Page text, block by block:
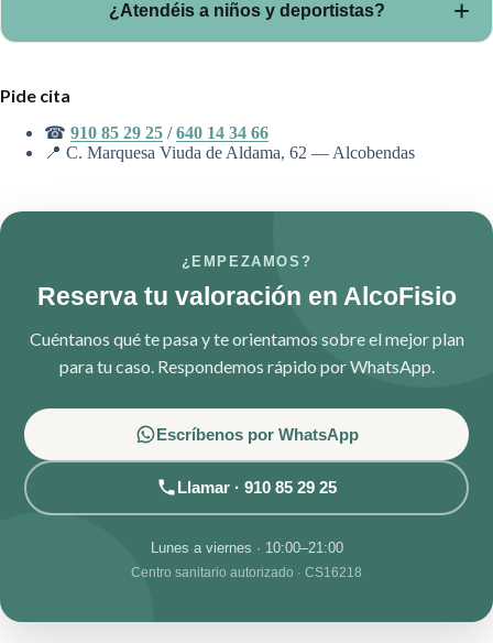
conservador. Si es muy recurrente, valoramos opciones más
definitivas.
¿Atendéis a niños y deportistas?
futbolistas.
Pide cita
☎ 910 85 29 25 /640 14 34 66
📍 C. Marquesa Viuda de Aldama, 62 — Alcobendas
¿EMPEZAMOS?
Reserva tu valoración en AlcoFisio
Cuéntanos qué te pasa y te orientamos sobre el mejor plan
para tu caso. Respondemos rápido por WhatsApp.
Escríbenos por WhatsApp
Llamar · 910 85 29 25
Lunes a viernes · 10:00–21:00
Centro sanitario autorizado · CS16218